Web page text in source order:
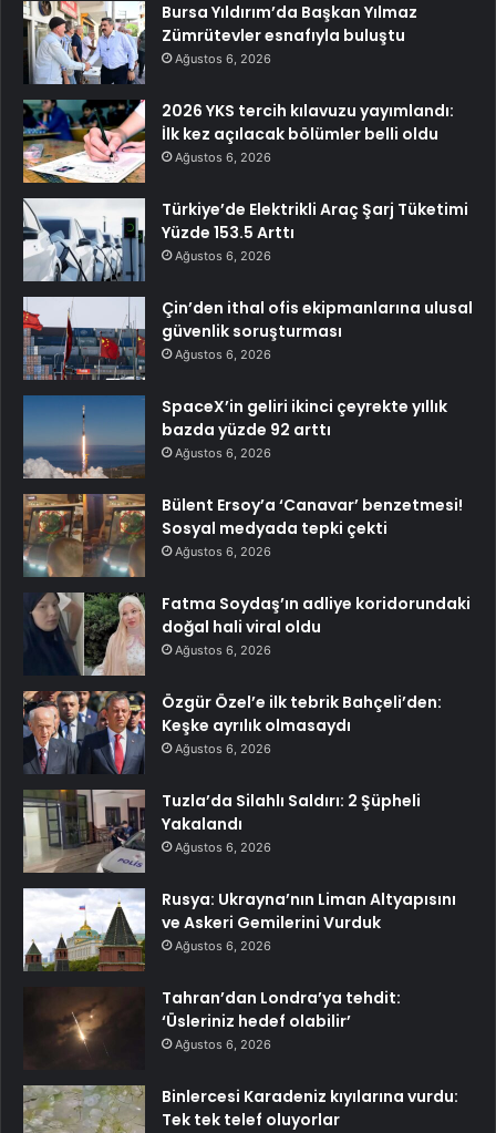
Bursa Yıldırım’da Başkan Yılmaz
Zümrütevler esnafıyla buluştu
Ağustos 6, 2026
2026 YKS tercih kılavuzu yayımlandı:
İlk kez açılacak bölümler belli oldu
Ağustos 6, 2026
Türkiye’de Elektrikli Araç Şarj Tüketimi
Yüzde 153.5 Arttı
Ağustos 6, 2026
Çin’den ithal ofis ekipmanlarına ulusal
güvenlik soruşturması
Ağustos 6, 2026
SpaceX’in geliri ikinci çeyrekte yıllık
bazda yüzde 92 arttı
Ağustos 6, 2026
Bülent Ersoy’a ‘Canavar’ benzetmesi!
Sosyal medyada tepki çekti
Ağustos 6, 2026
Fatma Soydaş’ın adliye koridorundaki
doğal hali viral oldu
Ağustos 6, 2026
Özgür Özel’e ilk tebrik Bahçeli’den:
Keşke ayrılık olmasaydı
Ağustos 6, 2026
Tuzla’da Silahlı Saldırı: 2 Şüpheli
Yakalandı
Ağustos 6, 2026
Rusya: Ukrayna’nın Liman Altyapısını
ve Askeri Gemilerini Vurduk
Ağustos 6, 2026
Tahran’dan Londra’ya tehdit:
‘Üsleriniz hedef olabilir’
Ağustos 6, 2026
Binlercesi Karadeniz kıyılarına vurdu:
Tek tek telef oluyorlar